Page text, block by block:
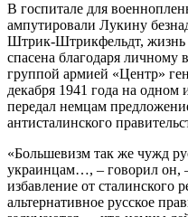
В госпитале для
ампутировали Лукину
Штрик-Штрикфельдт, жизнь
спасена благодаря
группой армией «Центр»
декабря 1941 года на
передал немцам
антисталинского
«Большевизм так же чужд
украинцам…, – говорил он,
избавление от сталинского
альтернативное русское